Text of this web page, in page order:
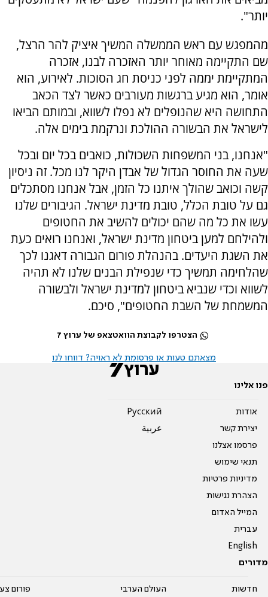
יותר".
מהמפגש עם ראש הממשלה המשיך איציק להר הרצל,
שם התקיימה מאוחר יותר האזכרה לבנו, אזכרה
המתקיימת יממה לפני כניסת חג הסוכות. לאירוע, הוא
אומר, הוא מגיע ברגשות מעורבים כאשר לצד הכאב
התחושה היא שהנופלים לא נפלו לשווא, ובמותם הביאו
לישראל את הבשורה ההולכת ונרקמת בימים אלה.
"אנחנו, בני המשפחות השכולות, כואבים בכל יום ובכל
שעה את החוסר הגדול של אבדן היקר לנו מכל. זה ניסיון
קשה וכואב שהולך איתנו כל הזמן, אבל אנחנו מסתכלים
גם על טובת הכלל, טובת מדינת ישראל. הגיבורים שלנו
עשו את כל מה שהם יכולים להשיב את החטופים
ולהילחם למען ביטחון מדינת ישראל, ואנחנו רואים כעת
את השגת היעדים. בהנהלת פורום הגבורה דאגנו לכך
שהלחימה תמשיך כדי שנפילת הבנים שלנו לא תהיה
לשווא וכדי שנביא ביטחון למדינת ישראל ולבשורה
המשמחת של השבת החטופים", סיכם.
הצטרפו לקבוצת הוואטצאפ של ערוץ 7
מצאתם טעות או פרסומת לא ראויה? דווחו לנו
פנו אלינו
אודות
יצירת קשר
פרסמו אצלנו
תנאי שימוש
מדיניות פרטיות
הצהרת נגישות
המייל האדום
עברית
English
Pусский
عربية
מדורים
חדשות העולם הערבי פורום